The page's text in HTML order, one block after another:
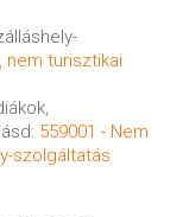
nem turisztikai
559001 - Nem
szolgáltatás